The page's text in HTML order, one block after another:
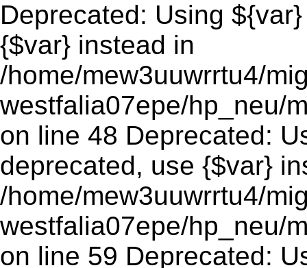
Deprecated: Using
{$var} instead in
/home/mew3uuwrrtu4/
westfalia07epe/hp_neu/
on line 48 Deprecated:
deprecated, use {$var}
/home/mew3uuwrrtu4/
westfalia07epe/hp_neu/
on line 59 Deprecated: